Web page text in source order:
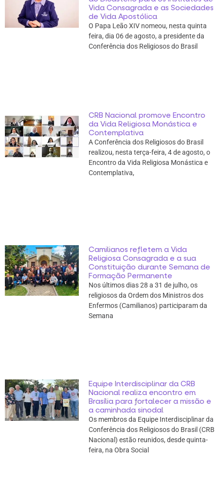
Vida Consagrada e as Sociedades
de Vida Apostólica
O Papa Leão XIV nomeou, nesta quinta
feira, dia 06 de agosto, a presidente da
Conferência dos Religiosos do Brasil
CRB Nacional promove Encontro
da Vida Religiosa Monástica e
Contemplativa
A Conferência dos Religiosos do Brasil
realizou, nesta terça-feira, 4 de agosto, o
Encontro da Vida Religiosa Monástica e
Contemplativa,
Camilianos refletem a Vida
Religiosa Consagrada e a sua
Constituição durante Semana de
Formação Permanente
Nos últimos dias 28 a 31 de julho, os
religiosos da Ordem dos Ministros dos
Enfermos (Camilianos) participaram da
Semana
Equipe Interdisciplinar da CRB
Nacional realiza encontro em
Brasília para fortalecer a missão e
a caminhada sinodal
Os membros da Equipe Interdisciplinar da
Conferência dos Religiosos do Brasil (CRB
Nacional) estão reunidos, desde quinta-
feira, na Obra Social